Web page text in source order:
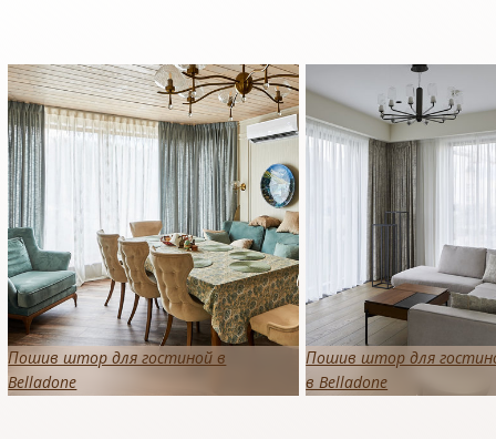
Пошив штор для гостиной в
Belladone
Пошив штор для
в Belladone